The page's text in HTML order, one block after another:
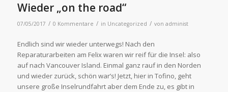
Wieder „on the road“
07/05/2017 / 0 Kommentare / in Uncategorized / von administ
Endlich sind wir wieder unterwegs! Nach den
Reparaturarbeiten am Felix waren wir reif für die Insel: also
auf nach Vancouver Island. Einmal ganz rauf in den Norden
und wieder zurück, schön war’s! Jetzt, hier in Tofino, geht
unsere große Inselrundfahrt aber dem Ende zu, es gibt in